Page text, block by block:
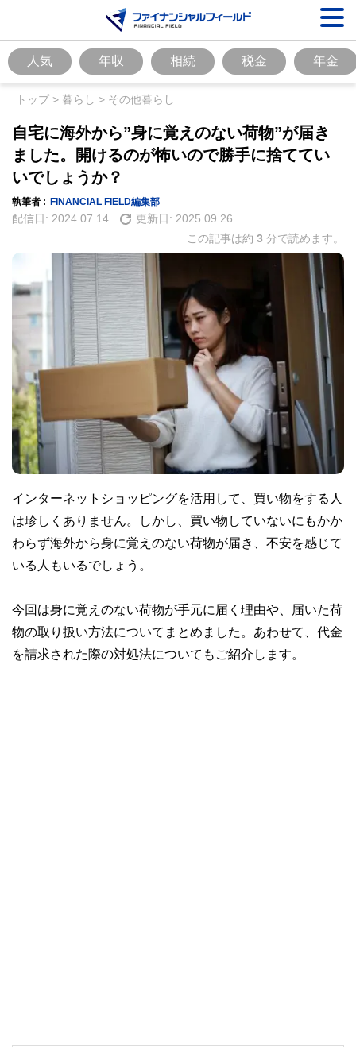
人気 年収 相続 税金 年金
トップ> 暮らし > その他暮らし
自宅に海外から”身に覚えのない荷物”が届き
ました。開けるのが怖いので勝手に捨ててい
いでしょうか？
執筆者 : FINANCIAL FIELD編集部
配信日: 2024.07.14 更新日: 2025.09.26
この記事は約 3 分で読めます。
インターネットショッピングを活用して、買い物をする人
は珍しくありません。しかし、買い物していないにもかか
わらず海外から身に覚えのない荷物が届き、不安を感じて
いる人もいるでしょう。
今回は身に覚えのない荷物が手元に届く理由や、届いた荷
物の取り扱い方法についてまとめました。あわせて、代金
を請求された際の対処法についてもご紹介します。